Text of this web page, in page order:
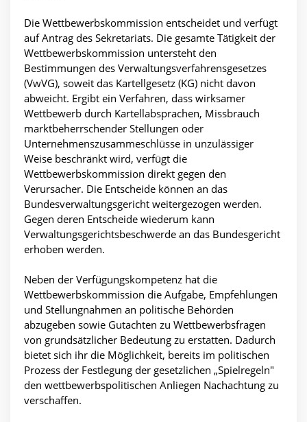
Die Wettbewerbskommission entscheidet und verfügt
auf Antrag des Sekretariats. Die gesamte Tätigkeit der
Wettbewerbskommission untersteht den
Bestimmungen des Verwaltungsverfahrensgesetzes
(VwVG), soweit das Kartellgesetz (KG) nicht davon
abweicht. Ergibt ein Verfahren, dass wirksamer
Wettbewerb durch Kartellabsprachen, Missbrauch
marktbeherrschender Stellungen oder
Unternehmenszusammeschlüsse in unzulässiger
Weise beschränkt wird, verfügt die
Wettbewerbskommission direkt gegen den
Verursacher. Die Entscheide können an das
Bundesverwaltungsgericht weitergezogen werden.
Gegen deren Entscheide wiederum kann
Verwaltungsgerichtsbeschwerde an das Bundesgericht
erhoben werden.
Neben der Verfügungskompetenz hat die
Wettbewerbskommission die Aufgabe, Empfehlungen
und Stellungnahmen an politische Behörden
abzugeben sowie Gutachten zu Wettbewerbsfragen
von grundsätzlicher Bedeutung zu erstatten. Dadurch
bietet sich ihr die Möglichkeit, bereits im politischen
Prozess der Festlegung der gesetzlichen „Spielregeln"
den wettbewerbspolitischen Anliegen Nachachtung zu
verschaffen.